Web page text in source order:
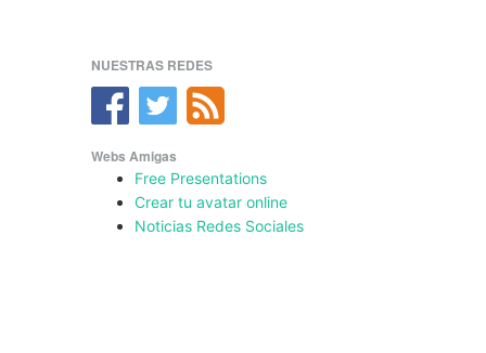
NUESTRAS REDES
Webs Amigas
Free Presentations
Crear tu avatar online
Noticias Redes Sociales